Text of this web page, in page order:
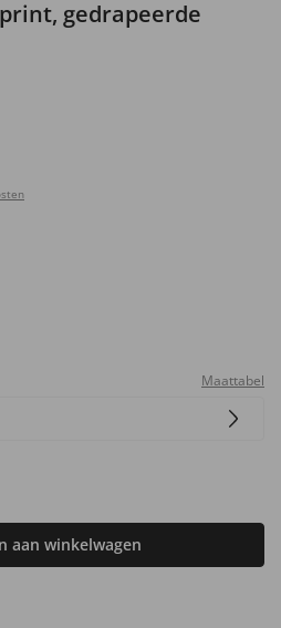
gedrapeerde
Maattabel
aan winkelwagen